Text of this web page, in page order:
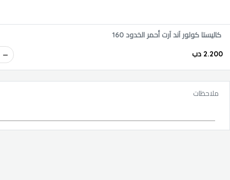
كاليستا كولور آند آرت أحمر الخدود 160
2.200 دب
ملاحظات